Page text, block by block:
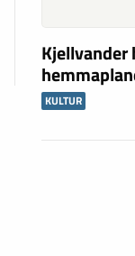
Kjellvander
KULTUR